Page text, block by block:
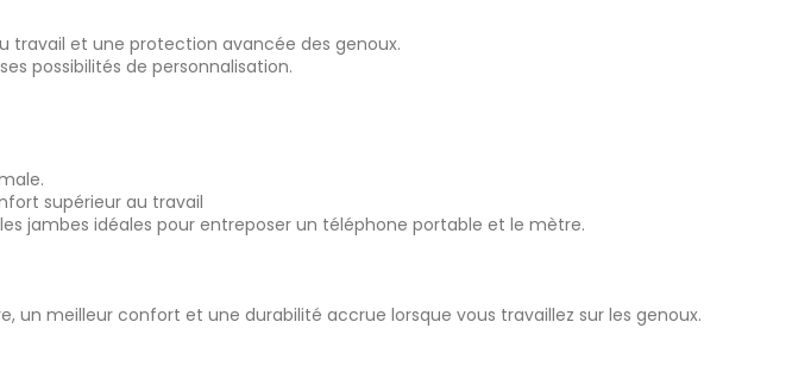
travail et une protection avancée des genoux.
possibilités de personnalisation.
supérieur au travail
jambes idéales pour entreposer un téléphone portable et le mètre.
meilleur confort et une durabilité accrue lorsque vous travaillez sur les genoux.